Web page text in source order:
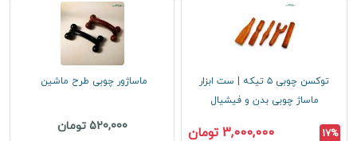
توکسن چوبی ۵ تیکه | ست ابزار
ماساژ چوبی بدن و فیشیال
17% 3,000,000 تومان
ماساژور چوبی طرح ماشین
520,000 تومان